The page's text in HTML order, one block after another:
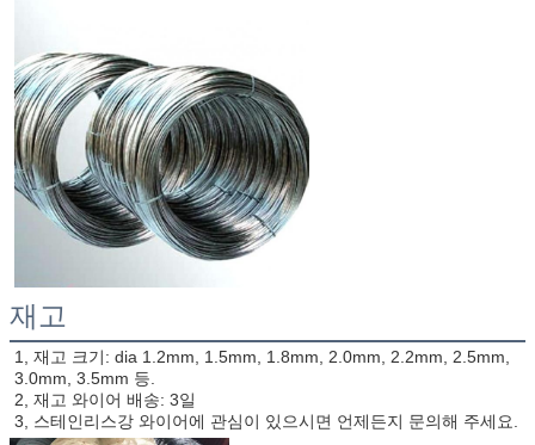
재고
1, 재고 크기: dia 1.2mm, 1.5mm, 1.8mm, 2.0mm, 2.2mm, 2.5mm,
3.0mm, 3.5mm 등.
2, 재고 와이어 배송: 3일
3, 스테인리스강 와이어에 관심이 있으시면 언제든지 문의해 주세요.